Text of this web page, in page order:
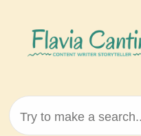
Try to make a search...